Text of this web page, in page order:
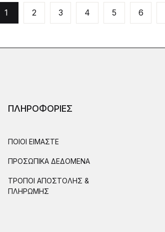
1 2 3 4 5 6
ΠΛΗΡΟΦΟΡΙΕΣ
ΠΟΙΟΙ ΕΙΜΑΣΤΕ
ΠΡΟΣΩΠΙΚΑ ΔΕΔΟΜΕΝΑ
ΤΡΟΠΟΙ ΑΠΟΣΤΟΛΗΣ &
ΠΛΗΡΩΜΗΣ